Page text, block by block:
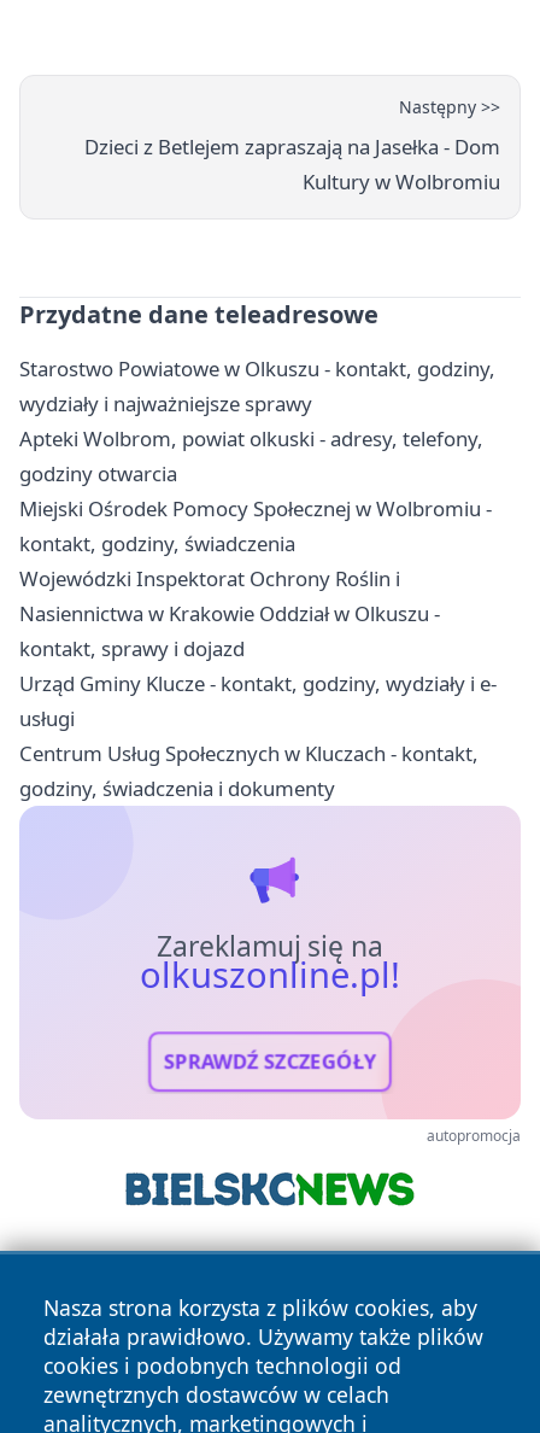
Następny >>
Dzieci z Betlejem zapraszają na Jasełka - Dom
Kultury w Wolbromiu
Przydatne dane teleadresowe
Starostwo Powiatowe w Olkuszu - kontakt, godziny,
wydziały i najważniejsze sprawy
Apteki Wolbrom, powiat olkuski - adresy, telefony,
godziny otwarcia
Miejski Ośrodek Pomocy Społecznej w Wolbromiu -
kontakt, godziny, świadczenia
Wojewódzki Inspektorat Ochrony Roślin i
Nasiennictwa w Krakowie Oddział w Olkuszu -
kontakt, sprawy i dojazd
Urząd Gminy Klucze - kontakt, godziny, wydziały i e-
usługi
Centrum Usług Społecznych w Kluczach - kontakt,
godziny, świadczenia i dokumenty
Zareklamuj się na
olkuszonline.pl!
SPRAWDŹ SZCZEGÓŁY
autopromocja
Nasza strona korzysta z plików cookies, aby
działała prawidłowo. Używamy także plików
cookies i podobnych technologii od
zewnętrznych dostawców w celach
analitycznych, marketingowych i
Copyright © 2026 olkuszonline.pl Wszystkie prawa
zastrzeżone.